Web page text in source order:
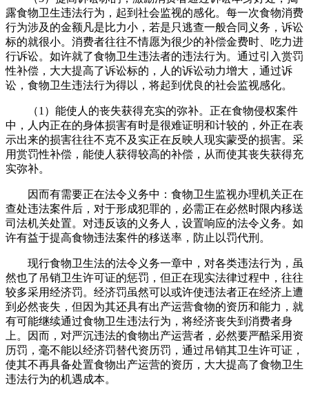
露食物卫生违法行为，起到社会监视的感化。每一次食物消费
行为涉及的金额凡是比力小，若是只逃查一般合同义务，诉讼
标的就很小。消费者往往不情愿为很少的补偿金费时、吃力进
行诉讼。如许就了食物卫生违法者的违法行为。通过引入赏罚
性补偿，大大提高了诉讼标的，人的诉讼动力增大，通过诉
讼，食物卫生违法行为得以，将起到优良的社会监视感化。
（1）能使人的丧失获得充实的弥补。正在食物侵权案件
中，人内正在的身体损害有时是很难证明和计较的，外正在表
示出来的损害往往不克不及实正在反映人现实蒙受的损害。采
用赏罚性补偿，能使人获得较高的补偿，从而使其丧失获得充
实弥补。
因而有需要正在法令义务中：食物卫生监视办理机关正在
查处违法案件后，对于形成犯罪的，必需正在必然时限内移送
司法机关处置。对违反该的义务人，设置响应的法令义务。如
许有益于提高食物违法案件的移送率，防止以罚代刑。
现行食物卫生法的法令义务一章中，对各类违法行为，虽
然也了吊销卫生许可证的惩罚，但正在现实法律过程中，往往
较多采用经济罚。经济罚虽然可以或许使违法者正在经济上遭
到必然丧失，但因为其还具有出产运营食物的资历和能力，就
有可能继续通过食物卫生违法行为，将经济丧失到消费者身
上。因而，对严沉违法的食物出产运营者，必然要严酷采用资
历罚，毫不能以经济罚替代资历罚，通过吊销其卫生许可证，
使其不再具备处置食物出产运营的资历，大大提高了食物卫生
违法行为的机遇成本。